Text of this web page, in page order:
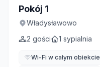
Pokój 1
Władysławowo
2 gości 1 sypialnia
Wi-Fi w całym obiekcie